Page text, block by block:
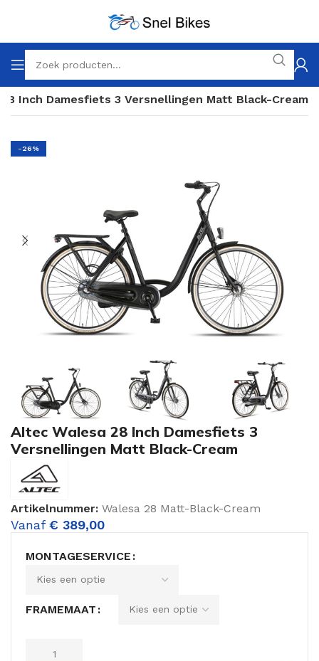
Inch Damesfiets 3 Versnellingen Matt Black-Cream
-26%
Altec Walesa 28 Inch Damesfiets 3
Versnellingen Matt Black-Cream
Artikelnummer: Walesa 28 Matt-Black-Cream
Vanaf € 389,00
MONTAGESERVICE
FRAMEMAAT